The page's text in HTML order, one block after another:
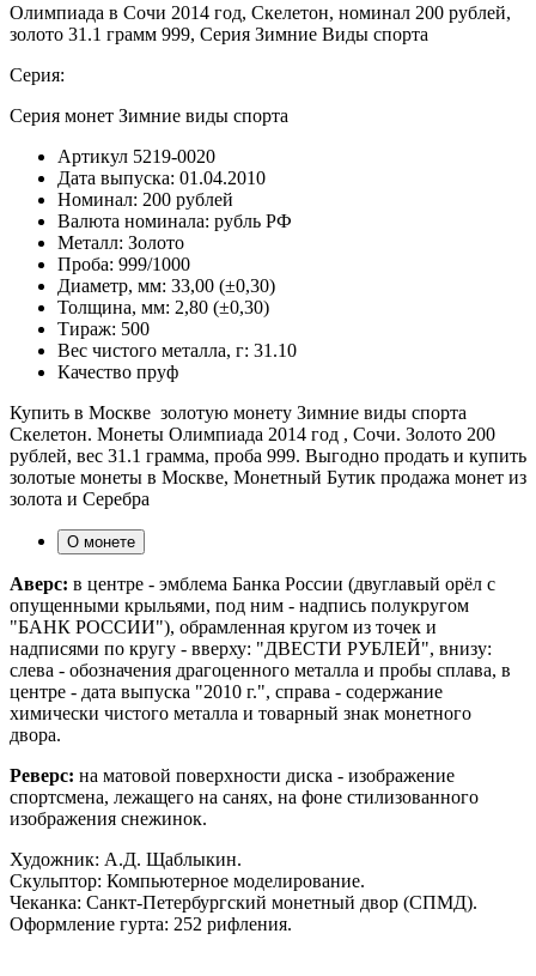
Олимпиада в Сочи 2014 год, Скелетон, номинал 200 рублей,
золото 31.1 грамм 999, Серия Зимние Виды спорта
Серия:
Серия монет Зимние виды спорта
Артикул 5219-0020
Дата выпуска: 01.04.2010
Номинал: 200 рублей
Валюта номинала: рубль РФ
Металл: Золото
Проба: 999/1000
Диаметр, мм: 33,00 (±0,30)
Толщина, мм: 2,80 (±0,30)
Тираж: 500
Вес чистого металла, г: 31.10
Качество пруф
Купить в Москве золотую монету Зимние виды спорта
Скелетон. Монеты Олимпиада 2014 год , Сочи. Золото 200
рублей, вес 31.1 грамма, проба 999. Выгодно продать и купить
золотые монеты в Москве, Монетный Бутик продажа монет из
золота и Серебра
О монете
Аверс: в центре - эмблема Банка России (двуглавый орёл с
опущенными крыльями, под ним - надпись полукругом
"БАНК РОССИИ"), обрамленная кругом из точек и
надписями по кругу - вверху: "ДВЕСТИ РУБЛЕЙ", внизу:
слева - обозначения драгоценного металла и пробы сплава, в
центре - дата выпуска "2010 г.", справа - содержание
химически чистого металла и товарный знак монетного
двора.
Реверс: на матовой поверхности диска - изображение
спортсмена, лежащего на санях, на фоне стилизованного
изображения снежинок.
Художник: А.Д. Щаблыкин.
Скульптор: Компьютерное моделирование.
Чеканка: Санкт-Петербургский монетный двор (СПМД).
Оформление гурта: 252 рифления.